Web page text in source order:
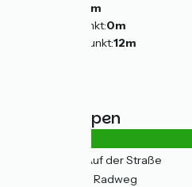
0m
Tiefster Punkt:0m
Höchster Punkt:12m
Straßentypen
(18%) Auf der Straße
(82%) Radweg